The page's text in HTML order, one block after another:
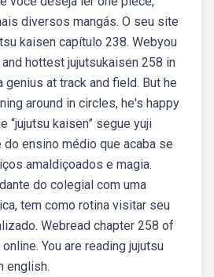
diversos mangás. O seu site
kaisen capítulo 238. Webyou
hottest jujutsukaisen 258 in
genius at track and field. But he
around in circles, he's happy
“jujutsu kaisen” segue yuji
do ensino médio que acaba se
amaldiçoados e magia.
do colegial com uma
tem como rotina visitar seu
Webread chapter 258 of
You are reading jujutsu
english.